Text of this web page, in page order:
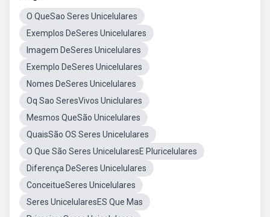
O QueSao Seres Unicelulares
Exemplos DeSeres Unicelulares
Imagem DeSeres Unicelulares
Exemplo DeSeres Unicelulares
Nomes DeSeres Unicelulares
Oq Sao SeresVivos Uniclulares
Mesmos QueSão Unicelulares
QuaisSão OS Seres Unicelulares
O Que São Seres UnicelularesE Pluricelulares
Diferença DeSeres Unicelulares
ConceitueSeres Unicelulares
Seres UnicelularesES Que Mas